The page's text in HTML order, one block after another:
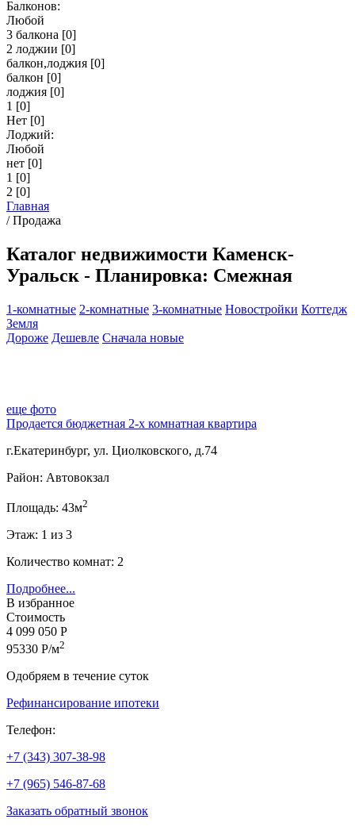
Балконов:
Любой
3 балкона [0]
2 лоджии [0]
балкон,лоджия [0]
балкон [0]
лоджия [0]
1 [0]
Нет [0]
Лоджий:
Любой
нет [0]
1 [0]
2 [0]
Главная
/Продажа
Каталог недвижимости Каменск-
Уральск - Планировка: Смежная
1-комнатные 2-комнатные 3-комнатные Новостройки Коттедж
Земля
Дороже Дешевле Сначала новые
еще фото
Продается бюджетная 2-х комнатная квартира
г.Екатеринбург, ул. Циолковского, д.74
Район: Автовокзал
Площадь: 43м2
Этаж: 1 из 3
Количество комнат: 2
Подробнее...
В избранное
Стоимость
4 099 050 Р
95330 Р/м2
Одобряем в течение суток
Рефинансирование ипотеки
Телефон:
+7 (343) 307-38-98
+7 (965) 546-87-68
Заказать обратный звонок